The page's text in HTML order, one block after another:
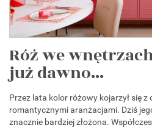
Róż we
już dawno...
Przez lata kolor różowy kojarzył się z
romantycznymi aranżacjami. Dziś
znacznie bardziej złożona.